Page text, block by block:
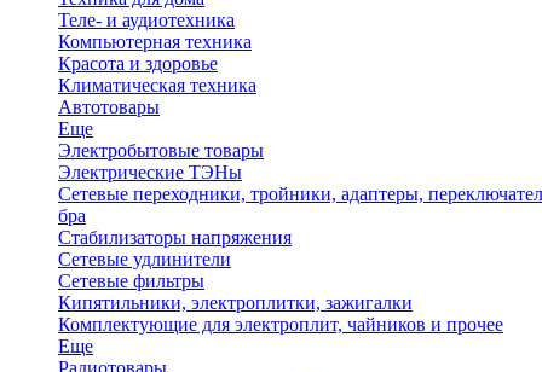
Теле- и аудиотехника
Компьютерная техника
Красота и здоровье
Климатическая техника
Автотовары
Еще
Электробытовые товары
Электрические ТЭНы
Сетевые переходники, тройники, адаптеры,
бра
Стабилизаторы напряжения
Сетевые удлинители
Сетевые фильтры
Кипятильники, электроплитки, зажигалки
Комплектующие для электроплит, чайников и прочее
Еще
Радиотовары